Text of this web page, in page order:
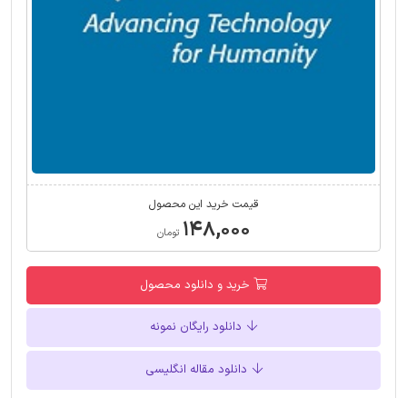
قیمت خرید این محصول
۱۴۸,۰۰۰ تومان
خرید و دانلود محصول
دانلود رایگان نمونه
دانلود مقاله انگلیسی